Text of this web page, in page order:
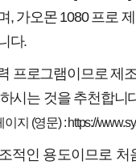
, 가오몬 1080 프로
다.
프로그램이므로 제
시는 것을 추천합니
지 (영문) : https://
적인 용도이므로 처